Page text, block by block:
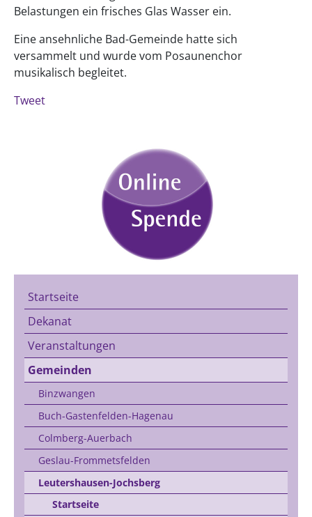
Belastungen ein frisches Glas Wasser ein.
Eine ansehnliche Bad-Gemeinde hatte sich
versammelt und wurde vom Posaunenchor
musikalisch begleitet.
Tweet
Startseite
Dekanat
Veranstaltungen
Gemeinden
Binzwangen
Buch-Gastenfelden-Hagenau
Colmberg-Auerbach
Geslau-Frommetsfelden
Leutershausen-Jochsberg
Startseite